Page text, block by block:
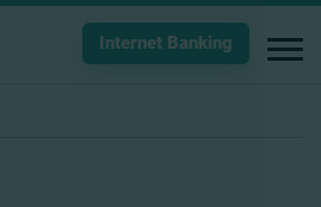
Internet Banking